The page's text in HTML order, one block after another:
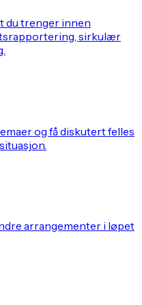
du trenger innen
sirkulær
og få diskutert felles
arrangementer i løpet